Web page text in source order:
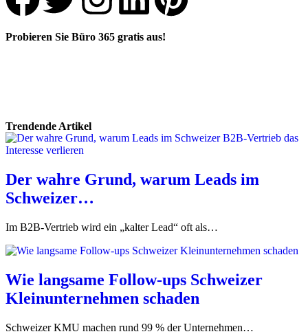
Probieren Sie Büro 365 gratis aus!
Trendende Artikel
Der wahre Grund, warum Leads im
Schweizer…
Im B2B-Vertrieb wird ein „kalter Lead“ oft als…
Wie langsame Follow-ups Schweizer
Kleinunternehmen schaden
Schweizer KMU machen rund 99 % der Unternehmen…